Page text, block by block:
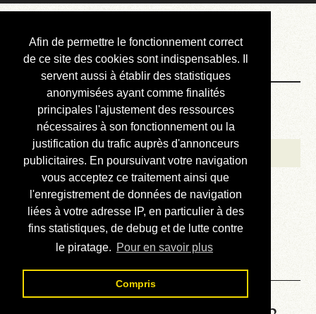
Afin de permettre le fonctionnement correct
de ce site des cookies sont indispensables. Il
servent aussi à établir des statistiques
anonymisées ayant comme finalités
principales l'ajustement des ressources
nécessaires à son fonctionnement ou la
justification du trafic auprès d'annonceurs
publicitaires. En poursuivant votre navigation
vous acceptez ce traitement ainsi que
l'enregistrement de données de navigation
liées à votre adresse IP, en particulier à des
fins statistiques, de debug et de lutte contre
le piratage. Pour en savoir plus
Compris
Courbis, « LE »
Blog Officiel
Bienvenue
Réalisations
Divers (et d’été)
Annonces
Liens externes
Téléchargement
Contact